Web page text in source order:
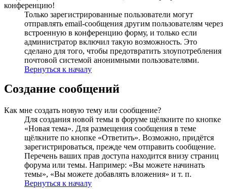
конференцию!
Только зарегистрированные пользователи могут
отправлять email-сообщения другим пользователям через
встроенную в конференцию форму, и только если
администратор включил такую возможность. Это
сделано для того, чтобы предотвратить злоупотребления
почтовой системой анонимными пользователями.
Вернуться к началу
Создание сообщений
Как мне создать новую тему или сообщение?
Для создания новой темы в форуме щёлкните по кнопке
«Новая тема». Для размещения сообщения в теме
щёлкните по кнопке «Ответить». Возможно, придётся
зарегистрироваться, прежде чем отправить сообщение.
Перечень ваших прав доступа находится внизу страниц
форума или темы. Например: «Вы можете начинать
темы», «Вы можете добавлять вложения» и т. п.
Вернуться к началу